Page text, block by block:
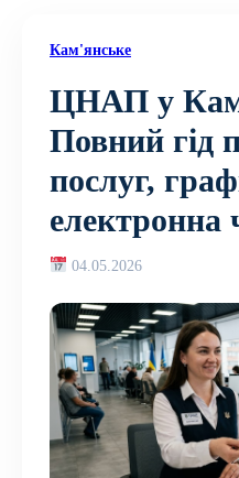
Кам'янське
ЦНАП у
Повний гід
послуг,
електронна
04.05.2026